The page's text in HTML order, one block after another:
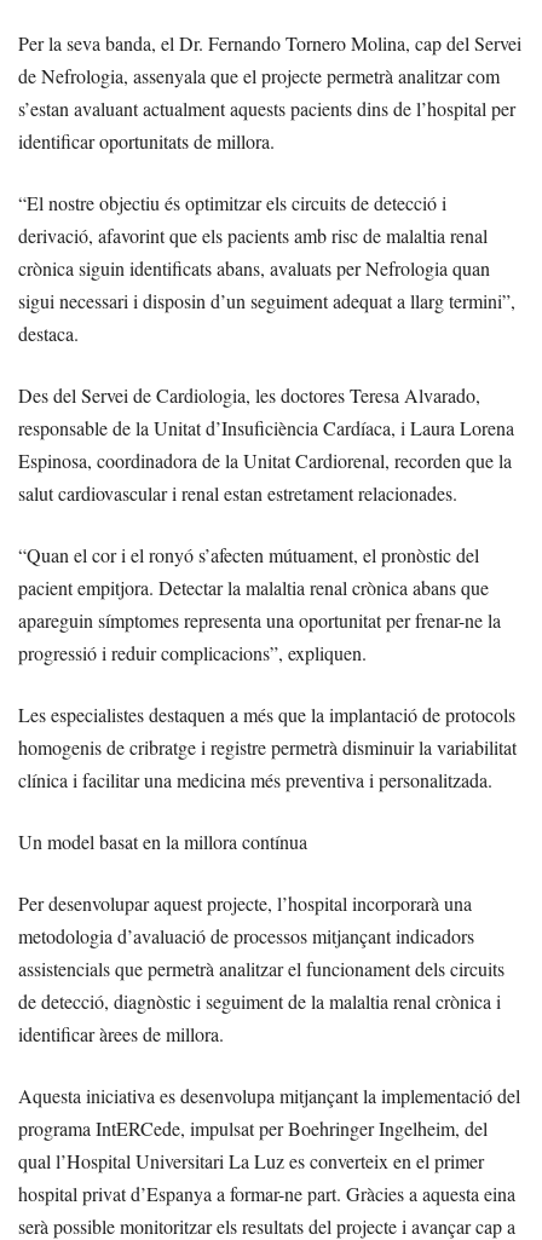
Per la seva banda, el Dr. Fernando Tornero Molina, cap del Servei
de Nefrologia, assenyala que el projecte permetrà analitzar com
s’estan avaluant actualment aquests pacients dins de l’hospital per
identificar oportunitats de millora.
“El nostre objectiu és optimitzar els circuits de detecció i
derivació, afavorint que els pacients amb risc de malaltia renal
crònica siguin identificats abans, avaluats per Nefrologia quan
sigui necessari i disposin d’un seguiment adequat a llarg termini”,
destaca.
Des del Servei de Cardiologia, les doctores Teresa Alvarado,
responsable de la Unitat d’Insuficiència Cardíaca, i Laura Lorena
Espinosa, coordinadora de la Unitat Cardiorenal, recorden que la
salut cardiovascular i renal estan estretament relacionades.
“Quan el cor i el ronyó s’afecten mútuament, el pronòstic del
pacient empitjora. Detectar la malaltia renal crònica abans que
apareguin símptomes representa una oportunitat per frenar-ne la
progressió i reduir complicacions”, expliquen.
Les especialistes destaquen a més que la implantació de protocols
homogenis de cribratge i registre permetrà disminuir la variabilitat
clínica i facilitar una medicina més preventiva i personalitzada.
Un model basat en la millora contínua
Per desenvolupar aquest projecte, l’hospital incorporarà una
metodologia d’avaluació de processos mitjançant indicadors
assistencials que permetrà analitzar el funcionament dels circuits
de detecció, diagnòstic i seguiment de la malaltia renal crònica i
identificar àrees de millora.
Aquesta iniciativa es desenvolupa mitjançant la implementació del
programa IntERCede, impulsat per Boehringer Ingelheim, del
qual l’Hospital Universitari La Luz es converteix en el primer
hospital privat d’Espanya a formar-ne part. Gràcies a aquesta eina
serà possible monitoritzar els resultats del projecte i avançar cap a